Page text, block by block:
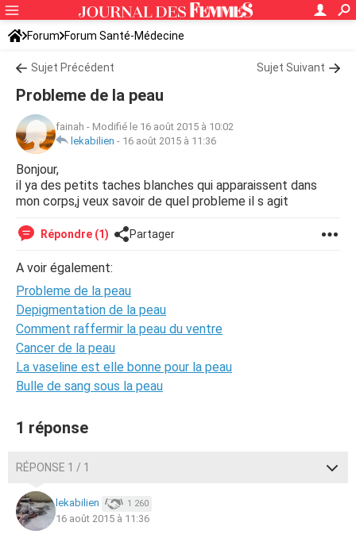
Forum Forum Santé-Médecine
Symptômes et maladies courantes
Sujet Précédent Sujet Suivant
Probleme de la peau
fainah - Modifié le 16 août 2015 à 10:02
lekabilien - 16 août 2015 à 11:36
Bonjour,
il ya des petits taches blanches qui apparaissent dans
mon corps,j veux savoir de quel probleme il s agit
Répondre (1) Partager
A voir également:
Probleme de la peau
Depigmentation de la peau
Comment raffermir la peau du ventre
Cancer de la peau
La vaseline est elle bonne pour la peau
Bulle de sang sous la peau
1 réponse
RÉPONSE 1 / 1
lekabilien 1 260
16 août 2015 à 11:36